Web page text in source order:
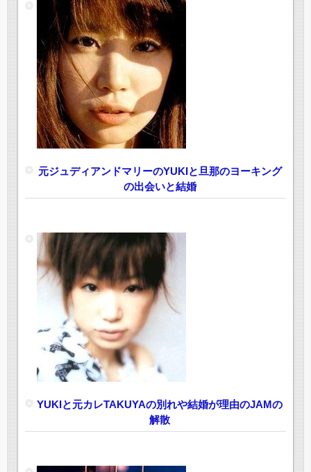
元ジュディアンドマリーのYUKIと旦那のヨーキング
の出会いと結婚
YUKIと元カレTAKUYAの別れや結婚が理由のJAMの
解散